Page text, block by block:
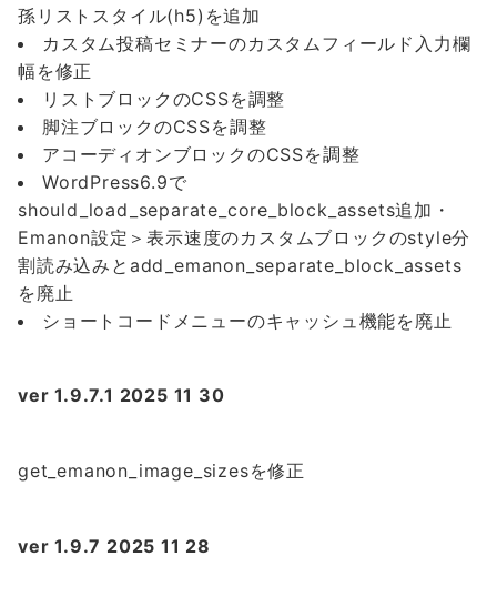
孫リストスタイル(h5)を追加
カスタム投稿セミナーのカスタムフィールド入力欄
幅を修正
リストブロックのCSSを調整
脚注ブロックのCSSを調整
アコーディオンブロックのCSSを調整
WordPress6.9で
should_load_separate_core_block_assets追加・
Emanon設定＞表示速度のカスタムブロックのstyle分
割読み込みとadd_emanon_separate_block_assets
を廃止
ショートコードメニューのキャッシュ機能を廃止
ver 1.9.7.1 2025 11 30
get_emanon_image_sizesを修正
ver 1.9.7 2025 11 28